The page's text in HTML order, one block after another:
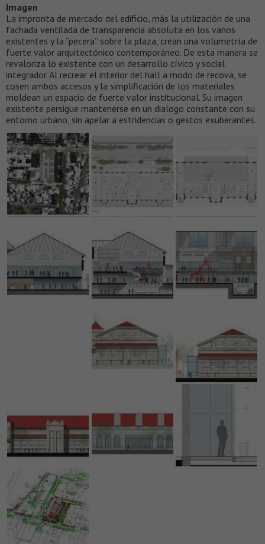
Imagen
La impronta de mercado del edificio, más la utilización de una
fachada ventilada de transparencia absoluta en los vanos
existentes y la “pecera” sobre la plaza, crean una volumetría de
fuerte valor arquitectónico contemporáneo. De esta manera se
revaloriza lo existente con un desarrollo cívico y social
integrador. Al recrear el interior del hall a modo de recova, se
cosen ambos accesos y la simplificación de los materiales
moldean un espacio de fuerte valor institucional. Su imagen
existente persigue mantenerse en un dialogo constante con su
entorno urbano, sin apelar a estridencias o gestos exuberantes.